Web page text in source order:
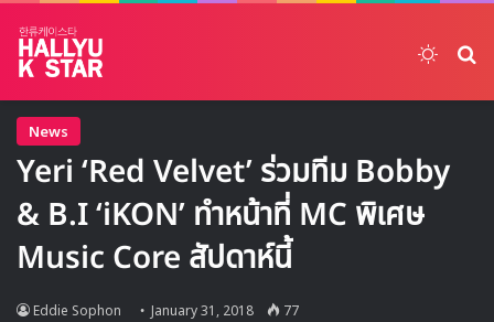
News
Yeri ‘Red Velvet’ ร่วมทีม Bobby
& B.I ‘iKON’ ทำหน้าที่ MC พิเศษ
Music Core สัปดาห์นี้
Eddie Sophon January 31, 2018 77